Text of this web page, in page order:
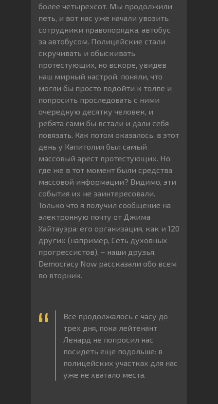
более четырехсот. Мы продолжили
петь, и вот нас уже начали увозить
сотрудники правопорядка, автобус
за автобусом. Полицейские стали
скручивать и обыскивать
протестующих, но вскоре, увидев
наш мирный настрой, поняли, что
могли бы просто подойти к толпе и
попросить проследовать с ними
очередную десятку человек, и
ребята сами бы встали и дали себя
повязать. Как потом оказалось, в этот
день у Капитолия был самый
массовый арест протестующих. Но
где же в тот момент были средства
массовой информации? Видимо, эти
события их не заинтересовали.
Только что я получил сообщение на
электронную почту от Джима
Хайтауэра: его организация, как и 120
других (например, Сеть духовных
прогрессистов), – наши друзья.
Democracy Now рассказали обо всем
во вторник.
Все продолжалось с часу до
трех дня, пока лейтенант
Ленард не попросил нас
посидеть еще подольше: в
полицейских участках для нас
уже не хватало места.